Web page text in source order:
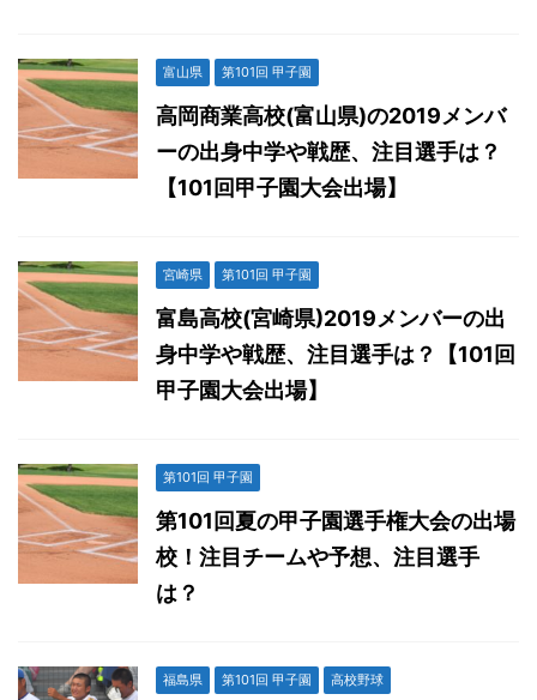
富山県 第101回 甲子園
高岡商業高校(富山県)の2019メンバ
ーの出身中学や戦歴、注目選手は？
【101回甲子園大会出場】
宮崎県 第101回 甲子園
富島高校(宮崎県)2019メンバーの出
身中学や戦歴、注目選手は？【101回
甲子園大会出場】
第101回 甲子園
第101回夏の甲子園選手権大会の出場
校！注目チームや予想、注目選手
は？
福島県 第101回 甲子園 高校野球